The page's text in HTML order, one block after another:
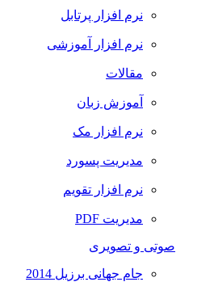
نرم افزار پرتابل
نرم افزار آموزشی
مقالات
آموزش زبان
نرم افزار مک
مدیریت پسورد
نرم افزار تقویم
مدیریت PDF
صوتی و تصویری
جام جهانی برزیل 2014